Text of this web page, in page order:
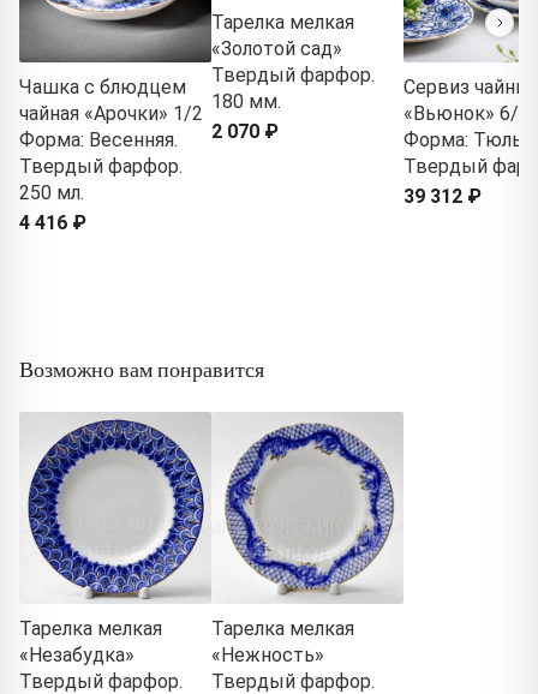
Чашка с блюдцем
чайная «Арочки» 1/2
Форма: Весенняя.
Твердый фарфор.
250 мл.
4 416 ₽
Тарелка мелкая
«Золотой сад»
Твердый фарфор.
180 мм.
2 070 ₽
Сервиз
«Вьюнок» 6/
Форма:
Твердый
39 312 ₽
Возможно вам понравится
Тарелка мелкая
«Незабудка»
Твердый фарфор.
Тарелка мелкая
«Нежность»
Твердый фарфор.